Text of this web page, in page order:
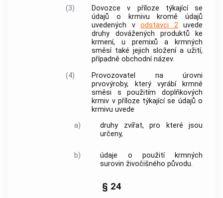
(3) Dovozce v příloze týkající se
údajů o
krmivu kromě údajů
uvedených vodstavci 2uvede
druhy dovážených produktů ke
krmení, u premixů a
krmných
směsítaké jejich složení a užití,
případně obchodní název.
(4)
Provozovatel na úrovni
prvovýroby, který vyrábí
krmné
směsi s použitím doplňkových
krmiv v příloze týkající se údajů o
krmivu uvede
a)
druhy zvířat, pro které jsou
určeny,
b) údaje o použití
krmných
surovin živočišného původu.
§ 24